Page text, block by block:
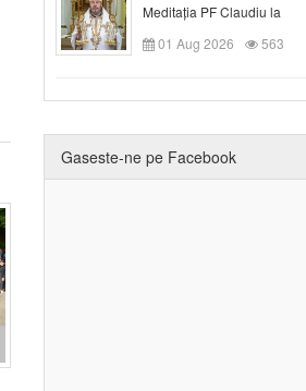
Meditația PF Claudiu la
Duminica a IX-a după Rusalii
01 Aug 2026 563
Gaseste-ne pe Facebook